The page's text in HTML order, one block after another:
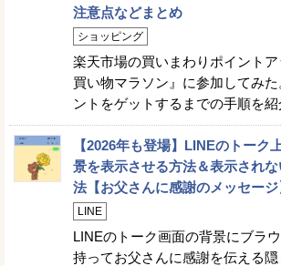
注意点などまとめ
ショッピング
楽天市場の買いまわりポイント
買い物マラソン』に参加してみ
ントをゲットするまでの手順を紹
【2026年も登場】LINEのトーク
景を表示させる方法＆表示され
法【お父さんに感謝のメッセージ
LINE
LINEのトーク画面の背景にブラ
持ってお父さんに感謝を伝える